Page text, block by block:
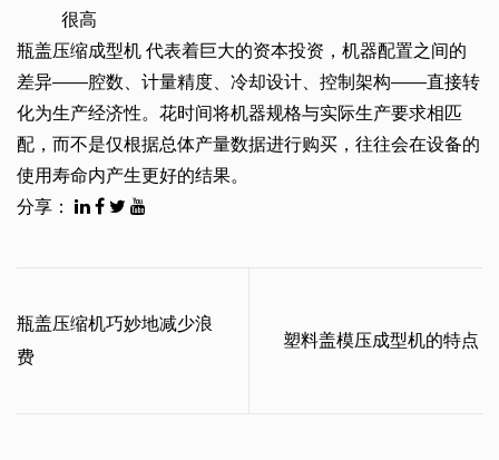
很高
瓶盖压缩成型机 代表着巨大的资本投资，机器配置之间的
差异——腔数、计量精度、冷却设计、控制架构——直接转
化为生产经济性。花时间将机器规格与实际生产要求相匹
配，而不是仅根据总体产量数据进行购买，往往会在设备的
使用寿命内产生更好的结果。
分享：
瓶盖压缩机巧妙地减少浪
费
塑料盖模压成型机的特点